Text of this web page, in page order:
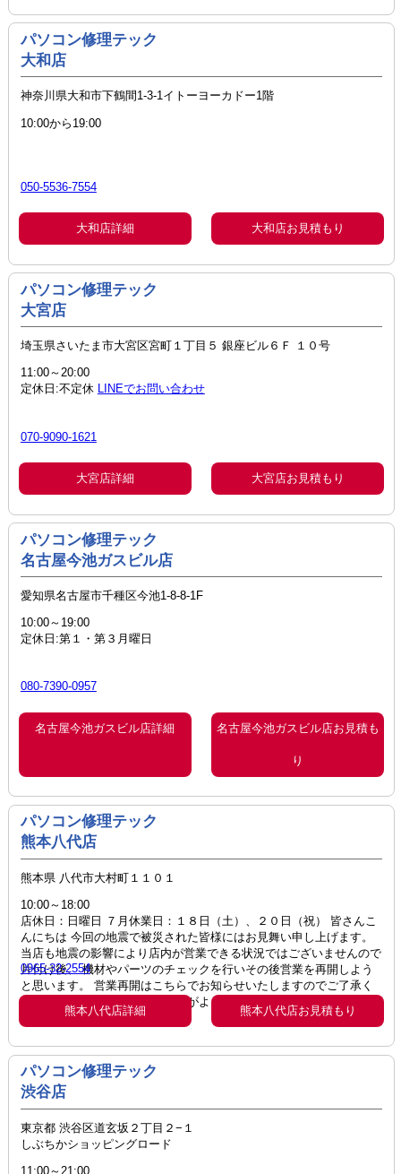
パソコン修理テック
大和店
神奈川県大和市下鶴間1-3-1イトーヨーカドー1階
10:00から19:00
050-5536-7554
大和店詳細 大和店お見積もり
パソコン修理テック
大宮店
埼玉県さいたま市大宮区宮町１丁目５ 銀座ビル６Ｆ １０号
11:00～20:00
定休日:不定休 LINEでお問い合わせ
070-9090-1621
大宮店詳細 大宮店お見積もり
パソコン修理テック
名古屋今池ガスビル店
愛知県名古屋市千種区今池1-8-8-1F
10:00～19:00
定休日:第１・第３月曜日
080-7390-0957
名古屋今池ガスビル店詳細 名古屋今池ガスビル店お見積も
り
パソコン修理テック
熊本八代店
熊本県 八代市大村町１１０１
10:00～18:00
店休日：日曜日 ７月休業日：１８日（土）、２０日（祝） 皆さんこ
んにちは 今回の地震で被災された皆様にはお見舞い申し上げます。
当店も地震の影響により店内が営業できる状況ではございませんので
片付け後、 機材やパーツのチェックを行いその後営業を再開しよう
と思います。 営業再開はこちらでお知らせいたしますのでご了承く
ださい。 ご迷惑をおかけしますがよろしくお願いいたします。 スタ
ッフ一同
0965-32-2554
熊本八代店詳細 熊本八代店お見積もり
パソコン修理テック
渋谷店
東京都 渋谷区道玄坂２丁目２−１
しぶちかショッピングロード
11:00～21:00